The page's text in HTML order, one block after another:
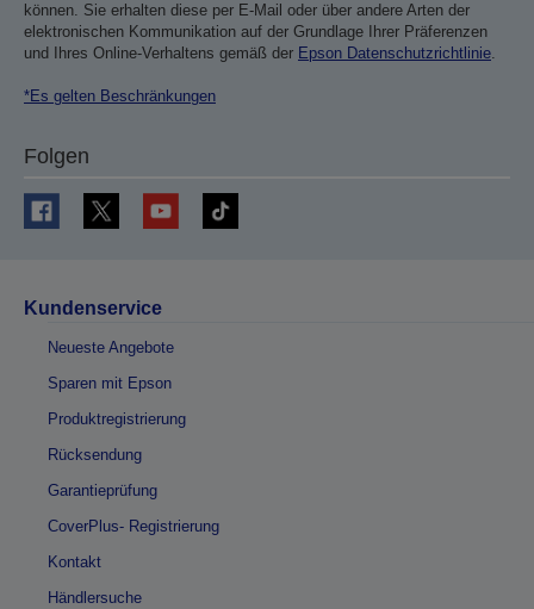
können. Sie erhalten diese per E-Mail oder über andere Arten der
elektronischen Kommunikation auf der Grundlage Ihrer Präferenzen
und Ihres Online-Verhaltens gemäß der Epson Datenschutzrichtlinie.
*Es gelten Beschränkungen
Folgen
Kundenservice
Neueste Angebote
Sparen mit Epson
Produktregistrierung
Rücksendung
Garantieprüfung
CoverPlus- Registrierung
Kontakt
Händlersuche